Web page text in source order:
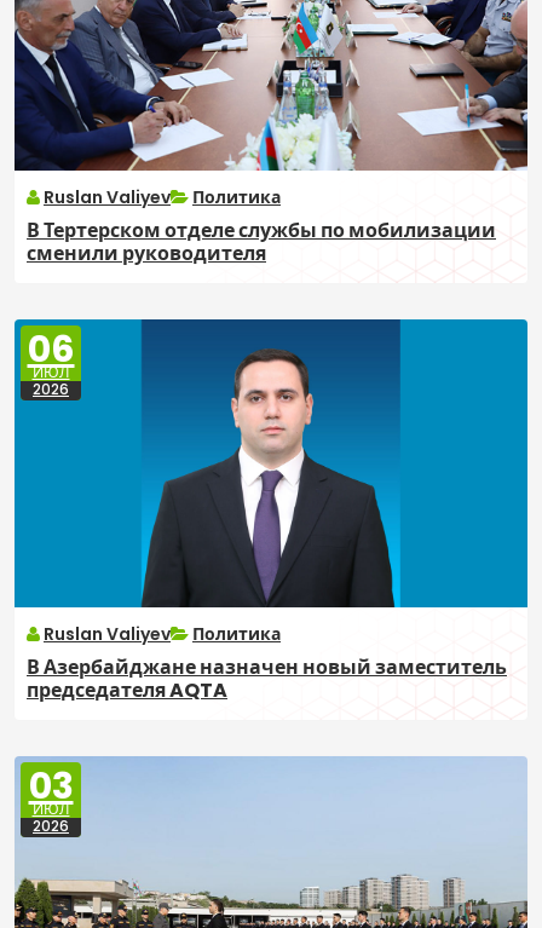
Ruslan Valiyev Политика
В Тертерском отделе службы по мобилизации
сменили руководителя
06
ИЮЛ
2026
Ruslan Valiyev Политика
В Азербайджане назначен новый заместитель
председателя AQTA
03
ИЮЛ
2026